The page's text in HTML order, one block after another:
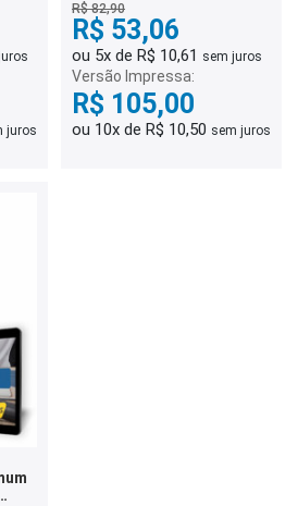
juros
R$ 82,90
R$ 53,06
ou 5x de R$ 10,61 sem juros
Versão Impressa:
R$ 105,00
ou 10x de R$ 10,50 sem juros